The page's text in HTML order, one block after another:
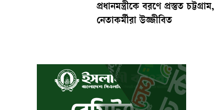
প্রধানমন্ত্রীকে বরণে প্রস্তুত চট্টগ্রাম,
নেতাকর্মীরা উজ্জীবিত